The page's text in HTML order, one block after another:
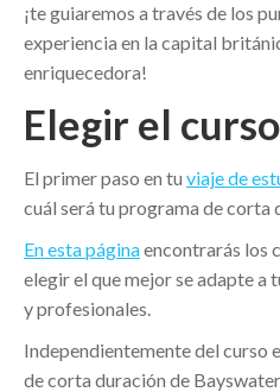
¡te guiaremos a través de los
experiencia en la capital
enriquecedora!
Elegir el curso
El primer paso en tu viaje de
cuál será tu programa de corta
En esta páginaencontrarás los
elegir el que mejor se adapte a
y profesionales.
Independientemente del curso
de corta duración de